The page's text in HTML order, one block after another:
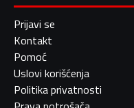
Prijavi se
Kontakt
Pomoć
Uslovi korišćenja
Politika privatnosti